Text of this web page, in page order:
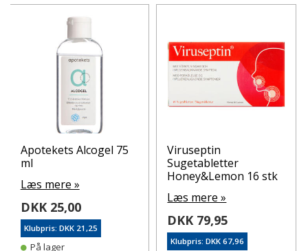
Apotekets Alcogel 75
ml
Læs mere »
DKK 25,00
Klubpris: DKK 21,25
På lager
Viruseptin
Sugetabletter
Honey&Lemon 16 stk
Læs mere »
DKK 79,95
Klubpris: DKK 67,96